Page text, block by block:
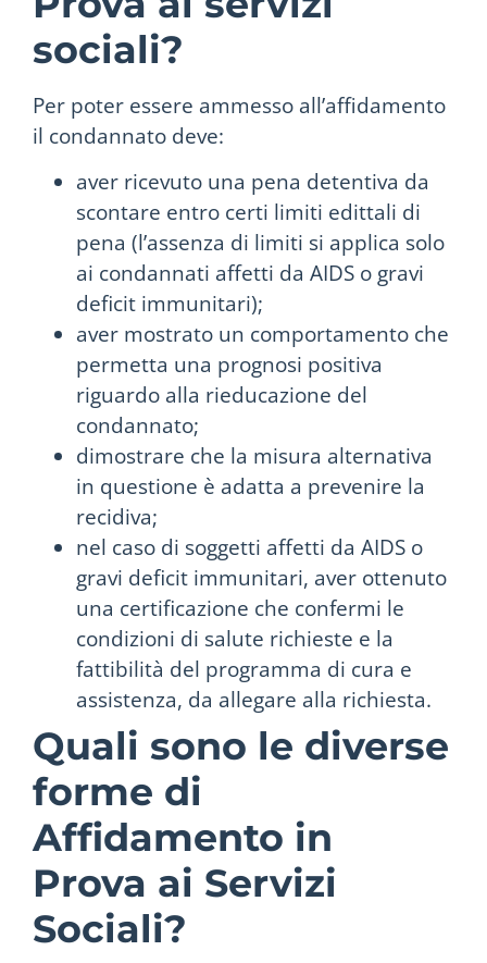
sociali?
Per poter essere ammesso all’affidamento
il condannato deve:
aver ricevuto una pena detentiva da
scontare entro certi limiti edittali di
pena (l’assenza di limiti si applica solo
ai condannati affetti da AIDS o gravi
deficit immunitari);
aver mostrato un comportamento che
permetta una prognosi positiva
riguardo alla rieducazione del
condannato;
dimostrare che la misura alternativa
in questione è adatta a prevenire la
recidiva;
nel caso di soggetti affetti da AIDS o
gravi deficit immunitari, aver ottenuto
una certificazione che confermi le
condizioni di salute richieste e la
fattibilità del programma di cura e
assistenza, da allegare alla richiesta.
Quali sono le diverse
forme di
Affidamento in
Prova ai Servizi
Sociali?